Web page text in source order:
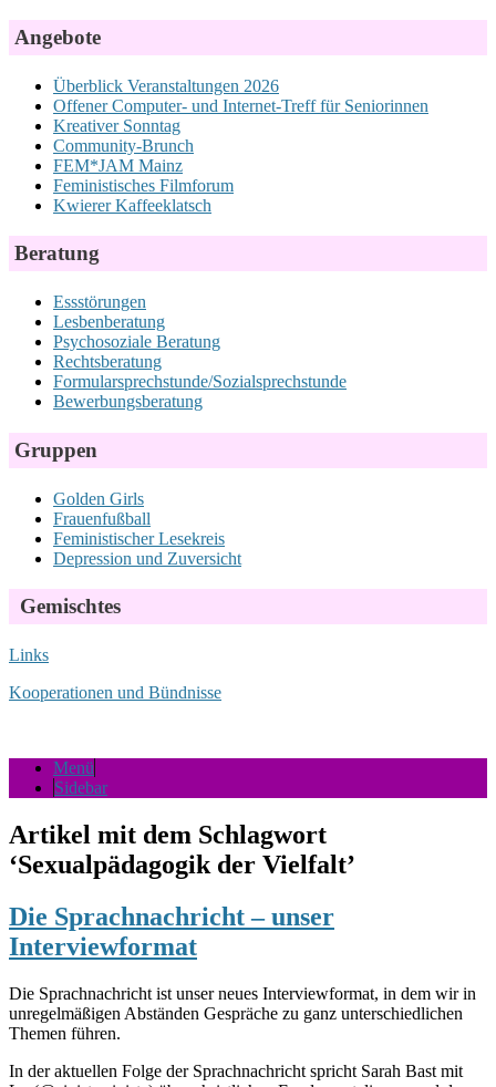
Angebote
Überblick Veranstaltungen 2026
Offener Computer- und Internet-Treff für Seniorinnen
Kreativer Sonntag
Community-Brunch
FEM*JAM Mainz
Feministisches Filmforum
Kwierer Kaffeeklatsch
Beratung
Essstörungen
Lesbenberatung
Psychosoziale Beratung
Rechtsberatung
Formularsprechstunde/Sozialsprechstunde
Bewerbungsberatung
Gruppen
Golden Girls
Frauenfußball
Feministischer Lesekreis
Depression und Zuversicht
Gemischtes
Links
Kooperationen und Bündnisse
Menü
Sidebar
Artikel mit dem Schlagwort
‘Sexualpädagogik der Vielfalt’
Die Sprachnachricht – unser
Interviewformat
Die Sprachnachricht ist unser neues Interviewformat, in dem wir in
unregelmäßigen Abständen Gespräche zu ganz unterschiedlichen
Themen führen.
In der aktuellen Folge der Sprachnachricht spricht Sarah Bast mit